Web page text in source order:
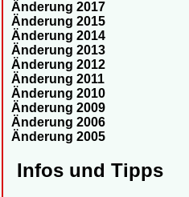
Änderung 2017
Änderung 2015
Änderung 2014
Änderung 2013
Änderung 2012
Änderung 2011
Änderung 2010
Änderung 2009
Änderung 2006
Änderung 2005
Infos und Tipps